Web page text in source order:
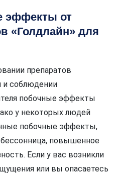
эффекты от
«Голдлайн» для
препаратов
и соблюдении
побочные эффекты
у некоторых людей
побочные эффекты,
бессонница, повышенное
Если у вас возникли
или вы опасаетесь